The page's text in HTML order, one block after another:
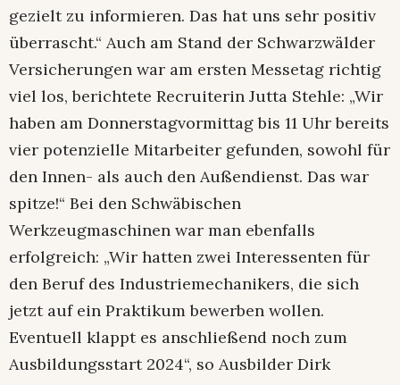
gezielt zu informieren. Das hat uns sehr positiv
überrascht.“ Auch am Stand der Schwarzwälder
Versicherungen war am ersten Messetag richtig
viel los, berichtete Recruiterin Jutta Stehle: „Wir
haben am Donnerstagvormittag bis 11 Uhr bereits
vier potenzielle Mitarbeiter gefunden, sowohl für
den Innen- als auch den Außendienst. Das war
spitze!“ Bei den Schwäbischen
Werkzeugmaschinen war man ebenfalls
erfolgreich: „Wir hatten zwei Interessenten für
den Beruf des Industriemechanikers, die sich
jetzt auf ein Praktikum bewerben wollen.
Eventuell klappt es anschließend noch zum
Ausbildungsstart 2024“, so Ausbilder Dirk